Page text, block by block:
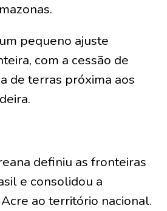
pequeno ajuste
com a cessão de
de terras próxima aos
definiu as fronteiras
e consolidou a
ao território nacional.